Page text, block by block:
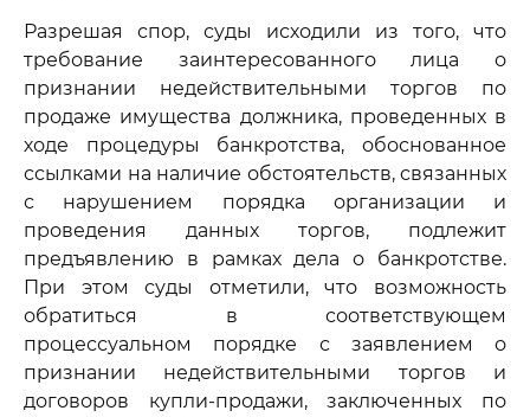
Разрешая спор, суды исходили из того, что
требование заинтересованного лица о
признании недействительными торгов по
продаже имущества должника, проведенных в
ходе процедуры банкротства, обоснованное
ссылками на наличие обстоятельств, связанных
с нарушением порядка организации и
проведения данных торгов, подлежит
предъявлению в рамках дела о банкротстве.
При этом суды отметили, что возможность
обратиться в соответствующем
процессуальном порядке с заявлением о
признании недействительными торгов и
договоров купли-продажи, заключенных по